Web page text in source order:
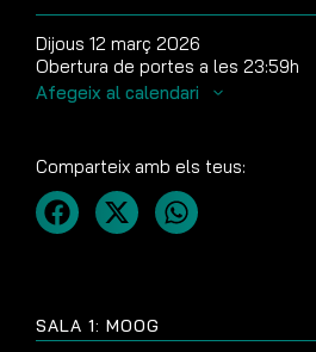
SALA 1: MOOG
Dijous 12 març 2026
Obertura de portes a les 23:59h
Afegeix al calendari
Comparteix amb els teus: